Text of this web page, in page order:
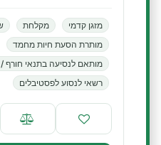
מזגן קדמי מקלחת
מותרת הסעת חיות מחמד
מותאם לנסיעה בתנאי חורף /
רשאי לנסוע לפסטיבלים